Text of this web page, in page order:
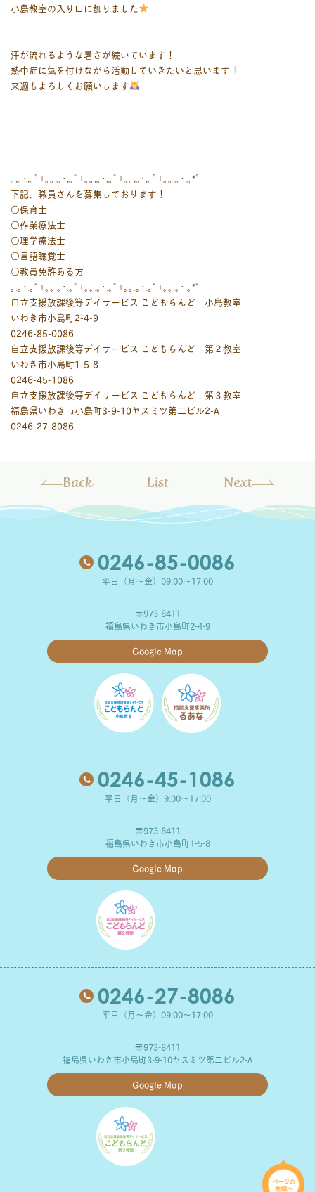
小島教室の入り口に飾りました
汗が流れるような暑さが続いています！
熱中症に気を付けながら活動していきたいと思います
来週もよろしくお願いします
｡.｡･.｡ﾟ+｡｡.｡･.｡ﾟ+｡｡.｡･.｡ﾟ+｡｡.｡･.｡ﾟ+｡｡.｡･.｡*ﾟ
下記、職員さんを募集しております！
○保育士
○作業療法士
○理学療法士
○言語聴覚士
○教員免許ある方
｡.｡･.｡ﾟ+｡｡.｡･.｡ﾟ+｡｡.｡･.｡ﾟ+｡｡.｡･.｡ﾟ+｡｡.｡･.｡*ﾟ
自立支援放課後等デイサービス こどもらんど 小島教室
いわき市小島町2-4-9
0246-85-0086
自立支援放課後等デイサービス こどもらんど 第２教室
いわき市小島町1-5-8
0246-45-1086
自立支援放課後等デイサービス こどもらんど 第３教室
福島県いわき市小島町3-9-10ヤスミツ第二ビル2-A
0246-27-8086
Back List Next
0246-85-0086
平日（月～金）09:00～17:00
〒973-8411
福島県いわき市小島町2-4-9
Google Map
0246-45-1086
平日（月～金）9:00～17:00
〒973-8411
福島県いわき市小島町1-5-8
Google Map
0246-27-8086
平日（月～金）09:00～17:00
〒973-8411
福島県いわき市小島町3-9-10ヤスミツ第二ビル2-A
Google Map